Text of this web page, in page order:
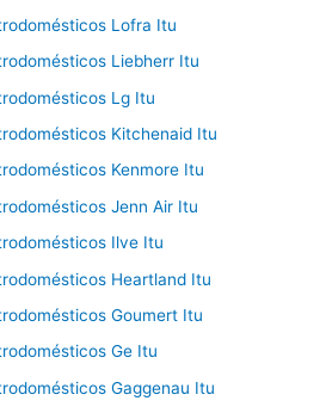
Lofra Itu
Liebherr Itu
Lg Itu
Kitchenaid Itu
Kenmore Itu
Jenn Air Itu
Ilve Itu
Heartland Itu
Goumert Itu
Ge Itu
Gaggenau Itu